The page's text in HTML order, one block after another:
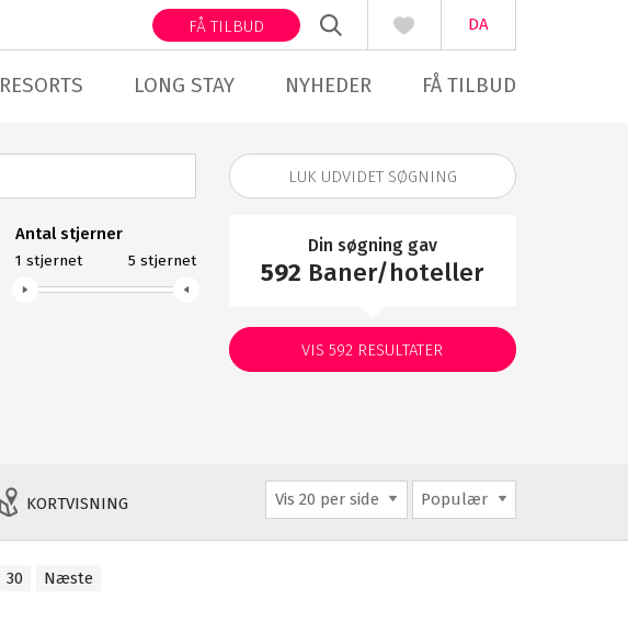
DA
FÅ TILBUD
RESORTS LONG STAY NYHEDER FÅ TILBUD
LUK UDVIDET SØGNING
Antal stjerner
1 stjernet 5 stjernet
Din søgning gav
592 Baner/hoteller
VIS592 RESULTATER
Populær
Vis 20 per side
KORTVISNING
30 Næste